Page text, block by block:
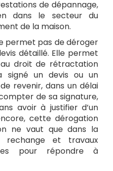
de dépannage,
dans le secteur du
de la maison.
permet pas de déroger
détaillé. Elle permet
droit de rétractation
signé un devis ou un
revenir, dans un délai
de sa signature,
avoir à justifier d’un
cette dérogation
ne vaut que dans la
et travaux
pour répondre à